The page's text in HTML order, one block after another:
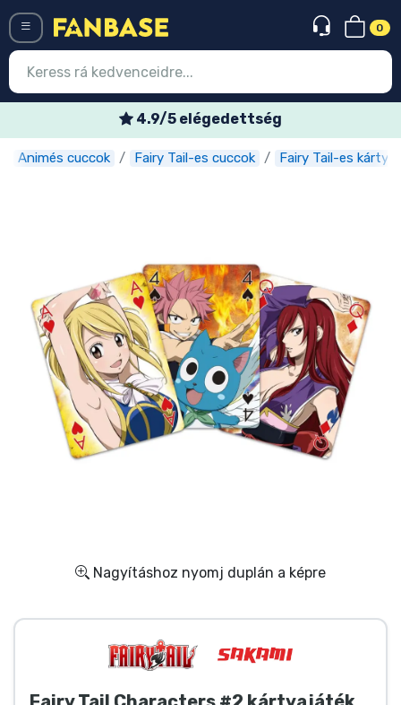
0
4.9/5 elégedettség
Animés cuccok Fairy Tail-es cuccok Fairy Tail-es kártyák
Nagyításhoz nyomj duplán a képre
Belépés Regisztráció
Express szállítás
Előrendelhető cuccok
Outlet cuccok
Ajándékkártya
Szállítás és fizetés
Animés cuccok